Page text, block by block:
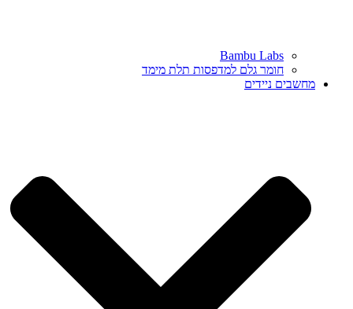
Bambu Labs
חומר גלם למדפסות תלת מימד
מחשבים ניידים